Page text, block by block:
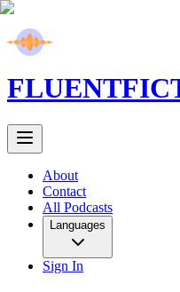
FLUENT
About
Contact
All Podcasts
Languages
Sign In